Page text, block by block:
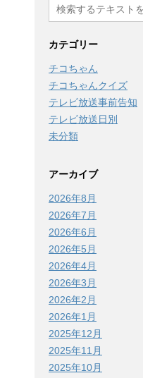
カテゴリー
チコちゃん
チコちゃんクイズ
テレビ放送事前告知
テレビ放送日別
未分類
アーカイブ
2026年8月
2026年7月
2026年6月
2026年5月
2026年4月
2026年3月
2026年2月
2026年1月
2025年12月
2025年11月
2025年10月